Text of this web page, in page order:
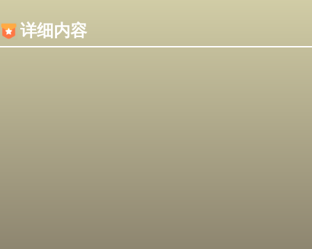
详细内容